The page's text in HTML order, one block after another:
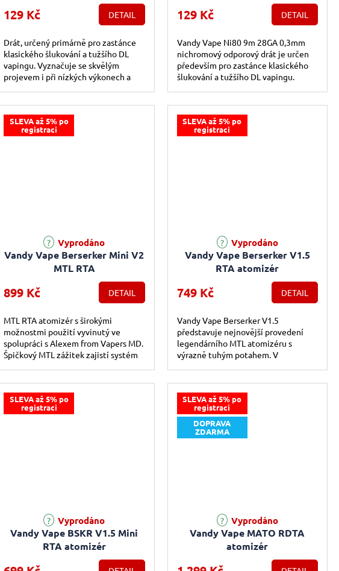
129 Kč DETAIL
Drát, určený primárně pro zastánce
klasického šlukování a tužšího DL
vapingu. Vyznačuje se skvělým
projevem i při nízkých výkonech a
129 Kč DETAIL
Vandy Vape Ni80 9m 28GA 0,3mm
nichromový odporový drát je určen
především pro zastánce klasického
šlukování a tužšího DL vapingu.
SLEVA až 5% po
registraci
Vandy Vape Berserker Mini V2
MTL RTA
Vyprodáno
899 Kč DETAIL
MTL RTA atomizér s širokými
možnostmi použití vyvinutý ve
spolupráci s Alexem from Vapers MD.
Špičkový MTL zážitek zajistí systém
SLEVA až 5% po
registraci
Vandy Vape Berserker V1.5
RTA atomizér
Průměrné hodnocení produktu je 5,0 z 5
Vyprodáno
749 Kč DETAIL
Vandy Vape Berserker V1.5
představuje nejnovější provedení
legendárního MTL atomizéru s
výrazně tuhým potahem. V
SLEVA až 5% po
registraci
Vandy Vape BSKR V1.5 Mini
RTA atomizér
Vyprodáno
SLEVA až 5% po
registraci
DOPRAVA
ZDARMA
Vandy Vape MATO RDTA
atomizér
Průměrné hodnocení produktu je 5,0 z 5
Vyprodáno